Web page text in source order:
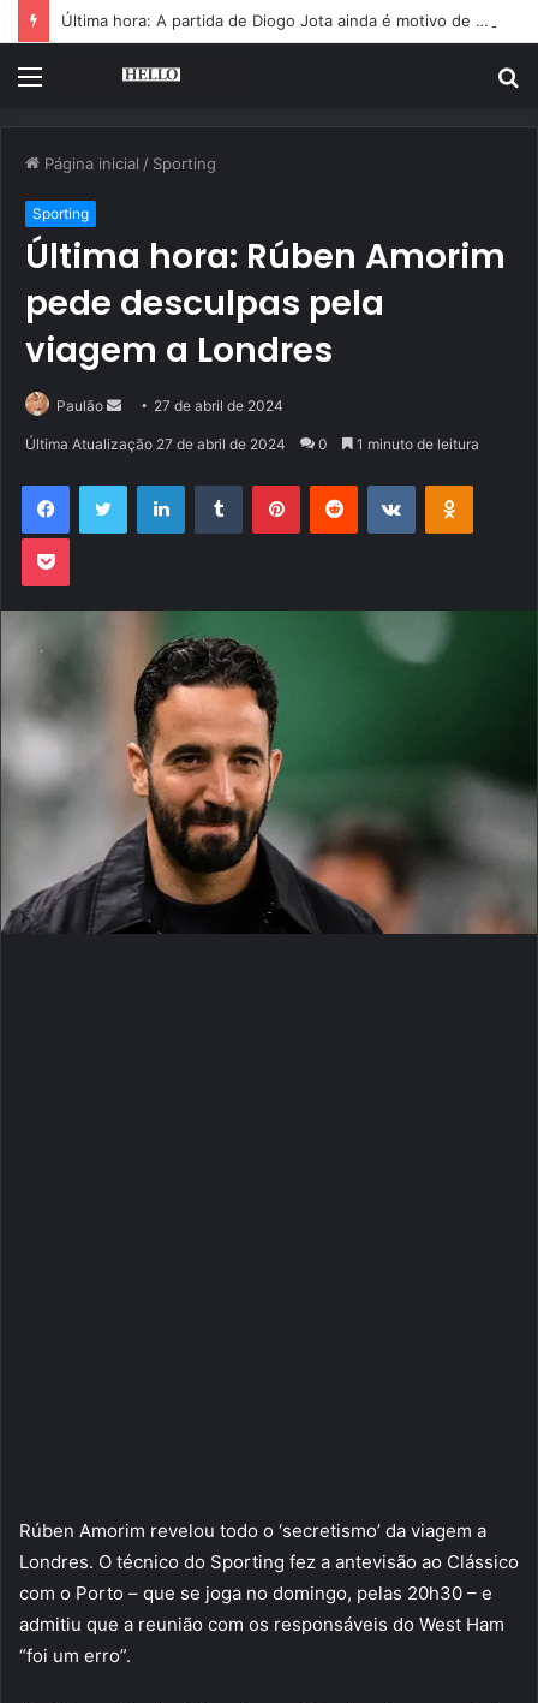
Última hora: A partida de Diogo Jota ainda é motivo de choro
Menu
Página inicial / Sporting
Sporting
Última hora: Rúben Amorim
pede desculpas pela
viagem a Londres
Paulão
Mande
mail
27 de abril de 2024
Última Atualização 27 de abril de 2024 0 1 minuto de leitura
FacebookTwitter LinkedinTumblr PinterestReddit VK OK
Pocket
Rúben Amorim revelou todo o ‘secretismo’ da viagem a
Londres. O técnico do Sporting fez a antevisão ao Clássico
com o Porto – que se joga no domingo, pelas 20h30 – e
admitiu que a reunião com os responsáveis do West Ham
“foi um erro”.